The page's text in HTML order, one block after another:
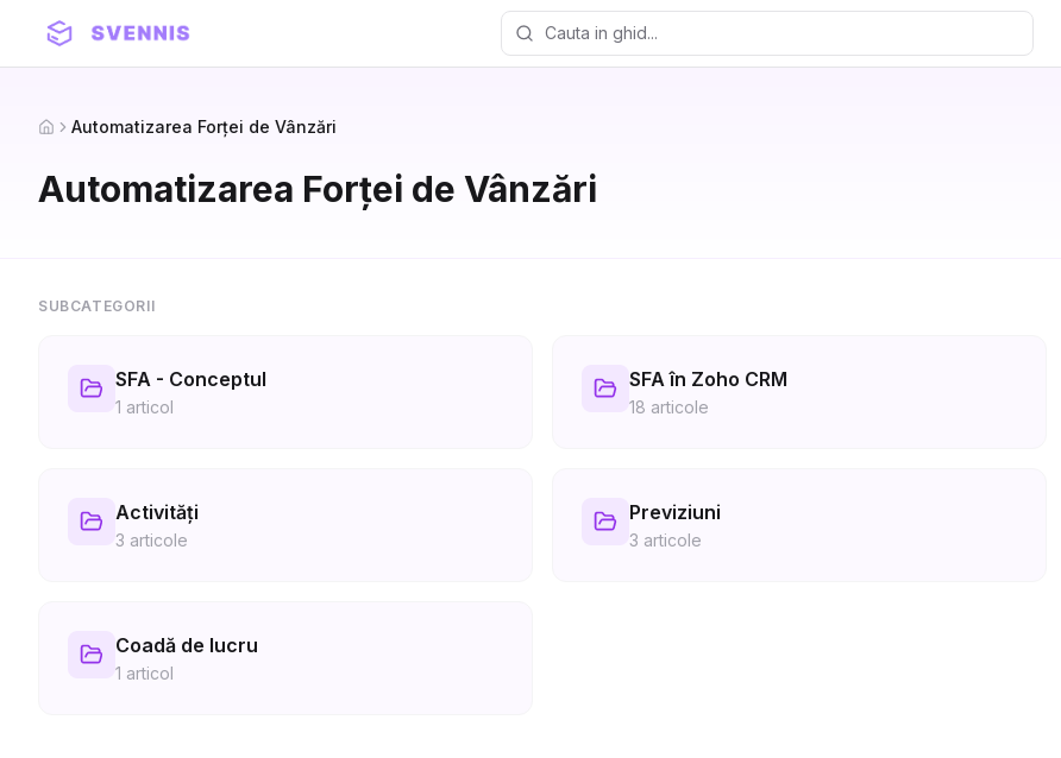
HomeAutomatizarea Forței de Vânzări
Automatizarea Forței de Vânzări
SUBCATEGORII
SFA - Conceptul
1 articol
SFA în Zoho CRM
18 articole
Activități
3 articole
Previziuni
3 articole
Coadă de lucru
1 articol